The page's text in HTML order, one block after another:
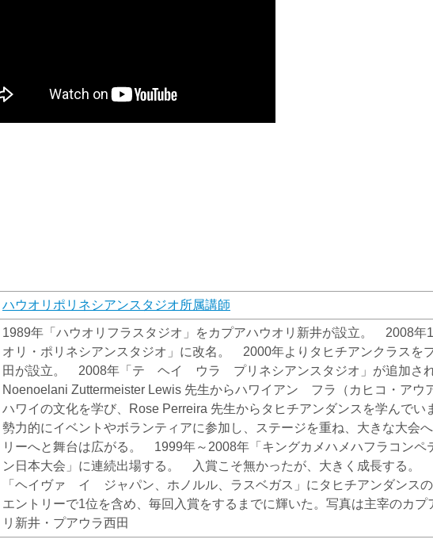
ハウオリポリネシアンスタジオ所属講師
1989年「ハウオリフラスタジオ」をカプアハウオリ新井が設立。 2008年
オリ・ポリネシアンスタジオ」に改名。 2000年よりタヒチアンクラスを
田が設立。 2008年「テ ヘイ ウラ プリネシアンスタジオ」が追加さ
Noenoelani Zuttermeister Lewis 先生からハワイアン フラ（カヒコ・アウ
ハワイの文化を学び、Rose Perreira 先生からタヒチアンダンスを学んで
勢力的にイベントやボランティアに参加し、ステージを重ね、大きな大会
リーへと舞台は広がる。 1999年～2008年「キングカメハメハフラコンペ
ン日本大会」に連続出場する。 入賞こそ無かったが、大きく成長する。
「ヘイヴァ イ ジャパン、ホノルル、ラスベガス」にタヒチアンダンス
エントリーで1位を含め、毎回入賞をするまでに輝いた。写真は主宰のカプ
リ新井・プアウラ西田